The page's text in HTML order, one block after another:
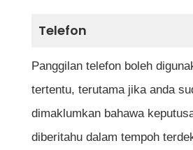
Telefon
Panggilan telefon boleh
tertentu, terutama jika anda
dimaklumkan bahawa
diberitahu dalam tempoh